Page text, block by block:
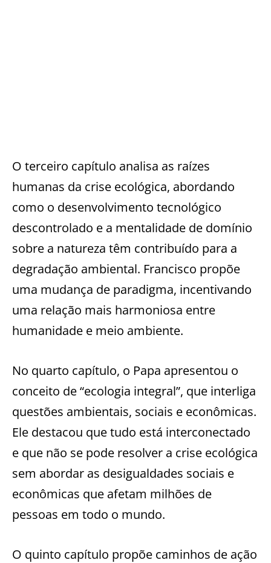
O terceiro capítulo analisa as raízes
humanas da crise ecológica, abordando
como o desenvolvimento tecnológico
descontrolado e a mentalidade de domínio
sobre a natureza têm contribuído para a
degradação ambiental. Francisco propõe
uma mudança de paradigma, incentivando
uma relação mais harmoniosa entre
humanidade e meio ambiente.
No quarto capítulo, o Papa apresentou o
conceito de “ecologia integral”, que interliga
questões ambientais, sociais e econômicas.
Ele destacou que tudo está interconectado
e que não se pode resolver a crise ecológica
sem abordar as desigualdades sociais e
econômicas que afetam milhões de
pessoas em todo o mundo.
O quinto capítulo propõe caminhos de ação